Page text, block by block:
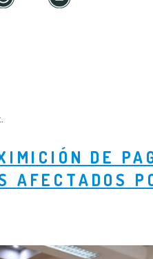
DE
AFECTADOS